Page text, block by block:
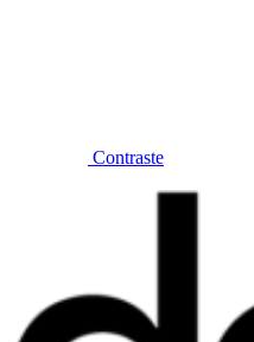
Contraste